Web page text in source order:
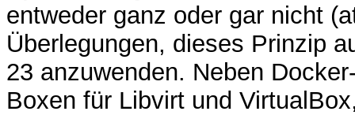
entweder ganz oder gar nicht
Überlegungen, dieses Prinzip
23 anzuwenden. Neben
Boxen für Libvirt und